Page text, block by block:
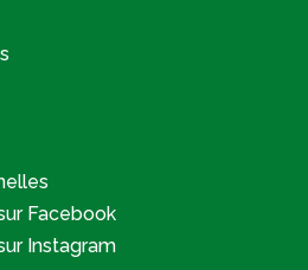
Facebook
Instagram